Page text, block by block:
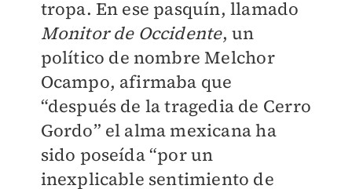
tropa. En ese pasquín, llamado
Monitor de Occidente, un
político de nombre Melchor
Ocampo, afirmaba que
“después de la tragedia de Cerro
Gordo” el alma mexicana ha
sido poseída “por un
inexplicable sentimiento de